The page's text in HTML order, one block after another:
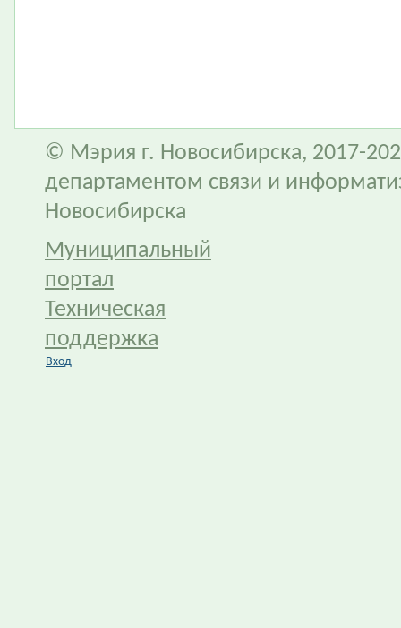
© Мэрия г. Новосибирска, 2017-
департаментом связи и
Новосибирска
Муниципальный
портал
Техническая
поддержка
Вход